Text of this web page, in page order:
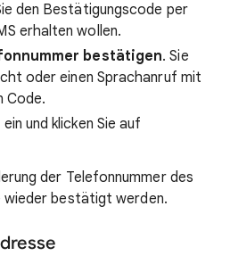
den Bestätigungscode per
erhalten wollen.
bestätigen. Sie
oder einen Sprachanruf mit
Code.
und klicken Sie auf
der Telefonnummer des
wieder bestätigt werden.